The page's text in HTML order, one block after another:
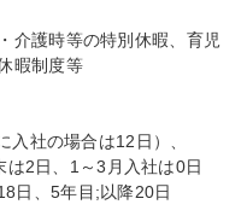
介護時等の特別休暇、育児
暇制度等
社の場合は12日）、
2日、1～3月入社は0日
日、5年目;以降20日